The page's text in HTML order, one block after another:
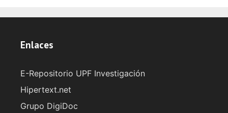
Enlaces
E-Repositorio UPF Investigación
Hipertext.net
Grupo DigiDoc